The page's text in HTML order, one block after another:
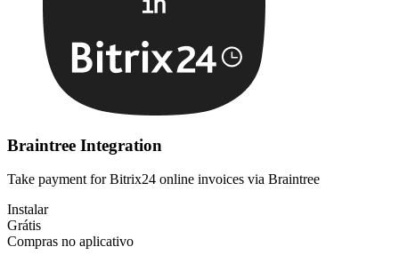
Braintree Integration
Take payment for Bitrix24 online invoices via Braintree
Instalar
Grátis
Compras no aplicativo